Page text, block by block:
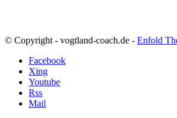
© Copyright - vogtland-coach.de - Enfold
Facebook
Xing
Youtube
Rss
Mail